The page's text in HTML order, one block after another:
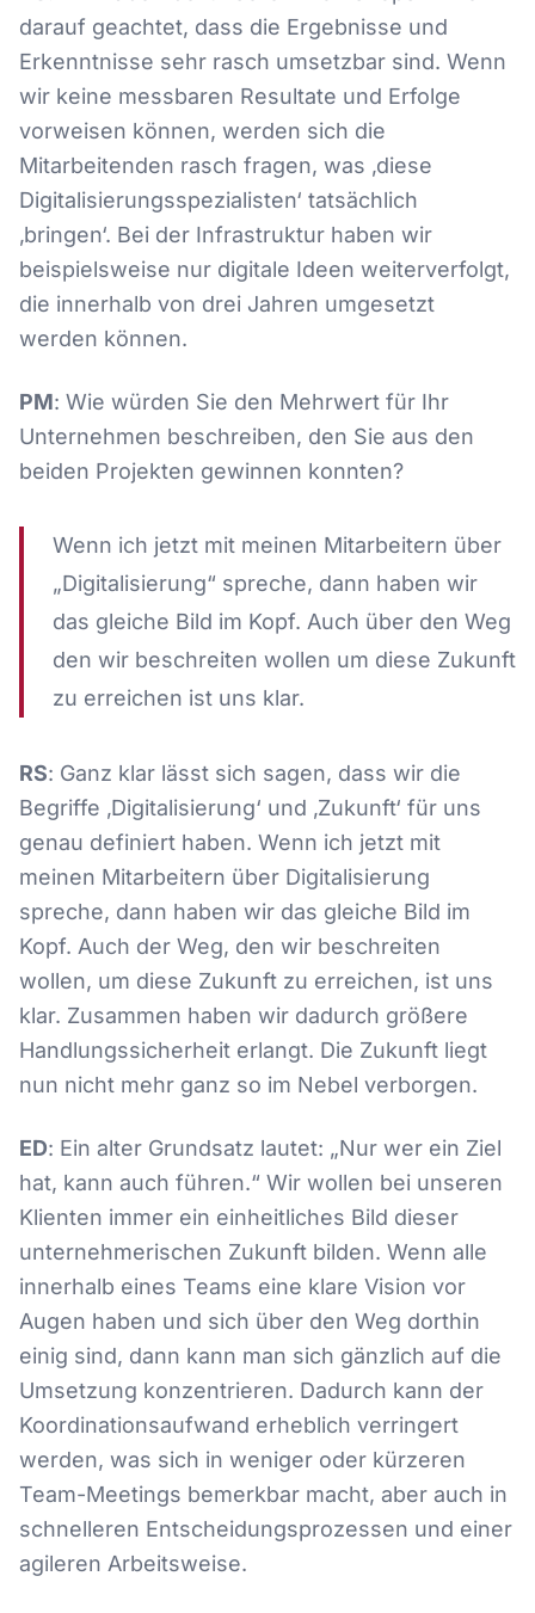
darauf geachtet, dass die Ergebnisse und
Erkenntnisse sehr rasch umsetzbar sind. Wenn
wir keine messbaren Resultate und Erfolge
vorweisen können, werden sich die
Mitarbeitenden rasch fragen, was ‚diese
Digitalisierungsspezialisten‘ tatsächlich
‚bringen‘. Bei der Infrastruktur haben wir
beispielsweise nur digitale Ideen weiterverfolgt,
die innerhalb von drei Jahren umgesetzt
werden können.
PM: Wie würden Sie den Mehrwert für Ihr
Unternehmen beschreiben, den Sie aus den
beiden Projekten gewinnen konnten?
Wenn ich jetzt mit meinen Mitarbeitern über
„Digitalisierung“ spreche, dann haben wir
das gleiche Bild im Kopf. Auch über den Weg
den wir beschreiten wollen um diese Zukunft
zu erreichen ist uns klar.
RS: Ganz klar lässt sich sagen, dass wir die
Begriffe ‚Digitalisierung‘ und ‚Zukunft‘ für uns
genau definiert haben. Wenn ich jetzt mit
meinen Mitarbeitern über Digitalisierung
spreche, dann haben wir das gleiche Bild im
Kopf. Auch der Weg, den wir beschreiten
wollen, um diese Zukunft zu erreichen, ist uns
klar. Zusammen haben wir dadurch größere
Handlungssicherheit erlangt. Die Zukunft liegt
nun nicht mehr ganz so im Nebel verborgen.
ED: Ein alter Grundsatz lautet: „Nur wer ein Ziel
hat, kann auch führen.“ Wir wollen bei unseren
Klienten immer ein einheitliches Bild dieser
unternehmerischen Zukunft bilden. Wenn alle
innerhalb eines Teams eine klare Vision vor
Augen haben und sich über den Weg dorthin
einig sind, dann kann man sich gänzlich auf die
Umsetzung konzentrieren. Dadurch kann der
Koordinationsaufwand erheblich verringert
werden, was sich in weniger oder kürzeren
Team-Meetings bemerkbar macht, aber auch in
schnelleren Entscheidungsprozessen und einer
agileren Arbeitsweise.